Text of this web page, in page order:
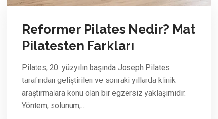
Reformer Pilates Nedir? Mat
Pilatesten Farkları
Pilates, 20. yüzyılın başında Joseph Pilates
tarafından geliştirilen ve sonraki yıllarda klinik
araştırmalara konu olan bir egzersiz yaklaşımıdır.
Yöntem, solunum,…